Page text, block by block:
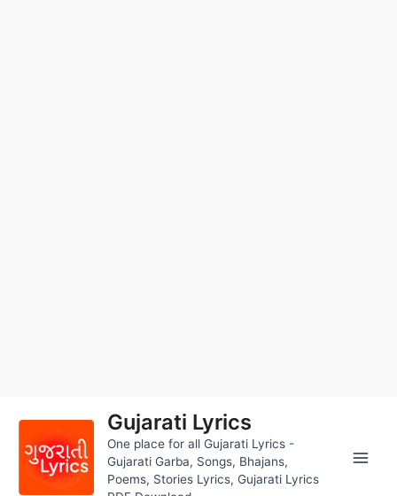
content
Gujarati Lyrics
One place for all Gujarati Lyrics -
Gujarati Garba, Songs, Bhajans,
Poems, Stories Lyrics, Gujarati Lyrics